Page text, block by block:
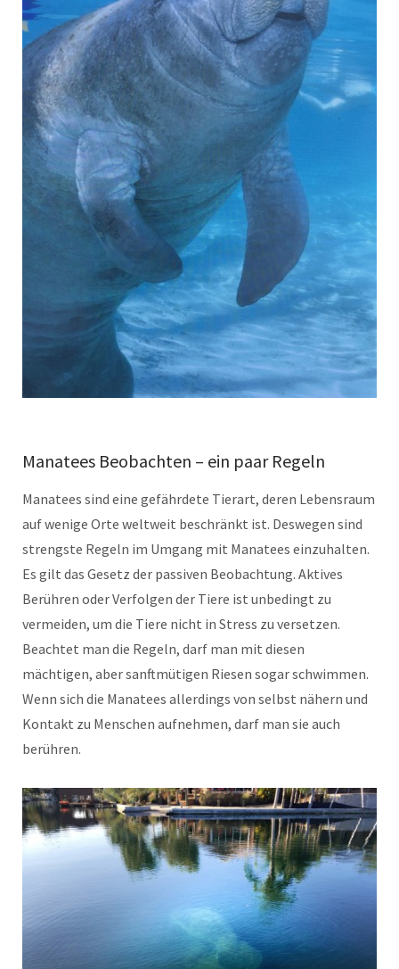
Manatees Beobachten – ein paar Regeln
Manatees sind eine gefährdete Tierart, deren Lebensraum
auf wenige Orte weltweit beschränkt ist. Deswegen sind
strengste Regeln im Umgang mit Manatees einzuhalten.
Es gilt das Gesetz der passiven Beobachtung. Aktives
Berühren oder Verfolgen der Tiere ist unbedingt zu
vermeiden, um die Tiere nicht in Stress zu versetzen.
Beachtet man die Regeln, darf man mit diesen
mächtigen, aber sanftmütigen Riesen sogar schwimmen.
Wenn sich die Manatees allerdings von selbst nähern und
Kontakt zu Menschen aufnehmen, darf man sie auch
berühren.